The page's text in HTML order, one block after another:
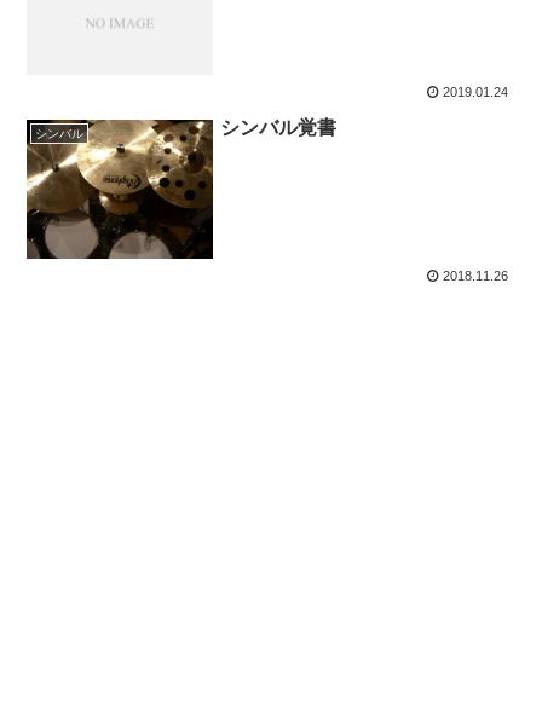
2019.01.24
シンバル シンバル覚書
2018.11.26